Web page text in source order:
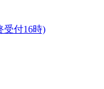
受付16時)